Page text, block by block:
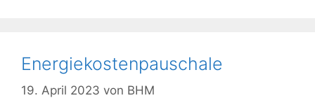
Energiekostenpauschale
19. April 2023 von BHM